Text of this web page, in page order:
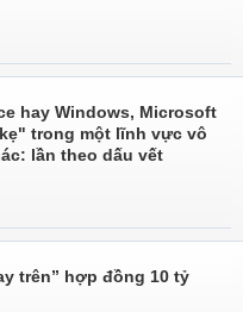
hay Windows, Microsoft
trong một lĩnh vực vô
lần theo dấu vết
trên” hợp đồng 10 tỷ